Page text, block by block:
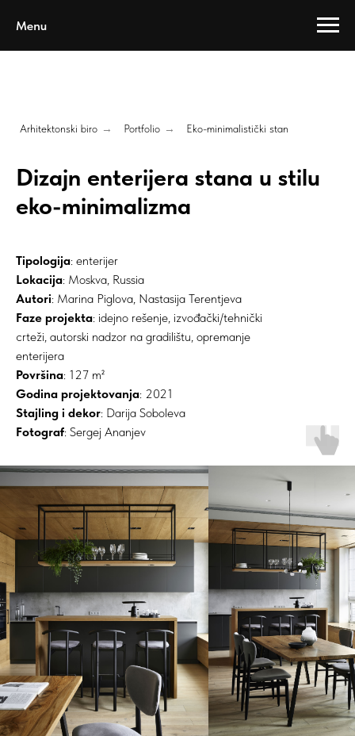
Menu
Arhitektonski biro → Portfolio → Eko-minimalistički stan
Dizajn enterijera stana u stilu
eko-minimalizma
Tipologija: enterijer
Lokacija: Moskva, Russia
Autori: Marina Piglova, Nastasija Terentjeva
Faze projekta: idejno rešenje, izvođački/tehnički
crteži, autorski nadzor na gradilištu, opremanje
enterijera
Površina: 127 m²
Godina projektovanja: 2021
Stajling i dekor: Darija Soboleva
Fotograf: Sergej Ananjev